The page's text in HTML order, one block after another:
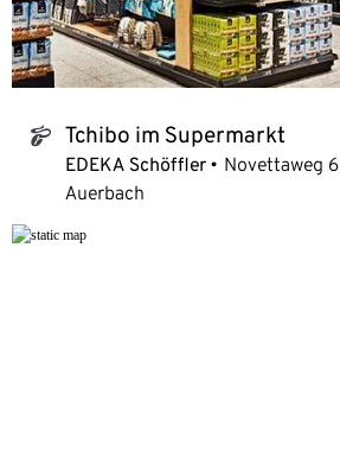
tchibo_logo Tchibo im Supermarkt
EDEKA Schöffler Novettaweg 6
Auerbach